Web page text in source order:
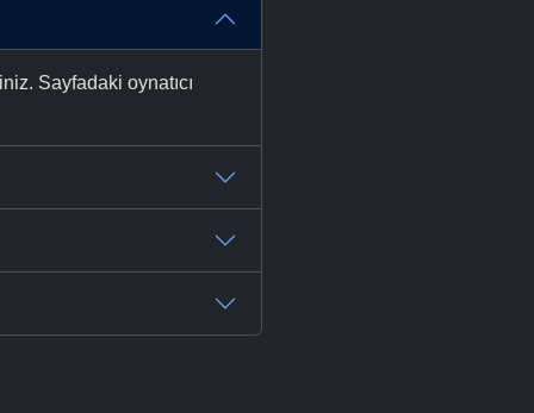
Sayfadaki oynatıcı